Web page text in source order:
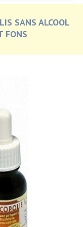
SANS ALCOOL
FONS